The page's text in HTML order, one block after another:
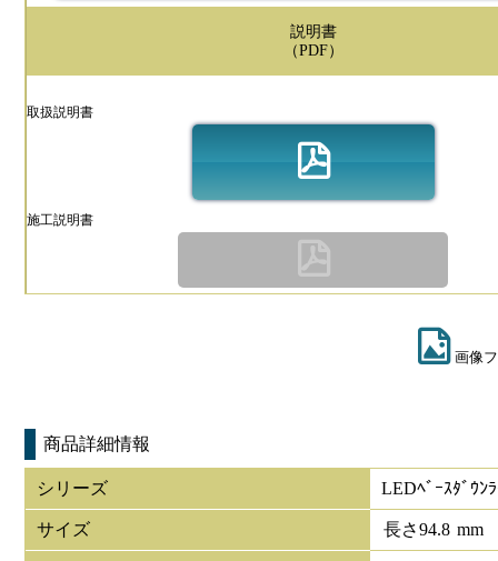
説明書
（PDF）
取扱説明書
施工説明書
画像
商品詳細情報
シリーズ LEDﾍﾞｰｽﾀﾞｳﾝ
サイズ 長さ94.8 mm